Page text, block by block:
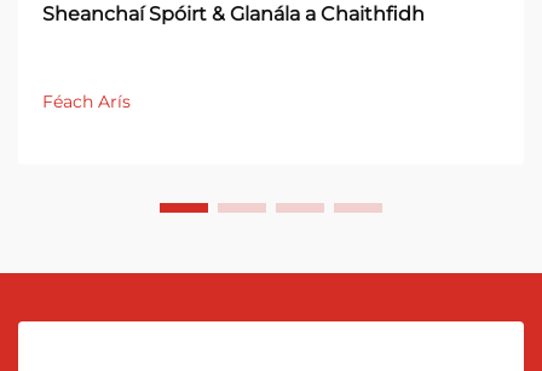
Sheanchaí Spóirt & Glanála a Chaithfidh
Féach Arís